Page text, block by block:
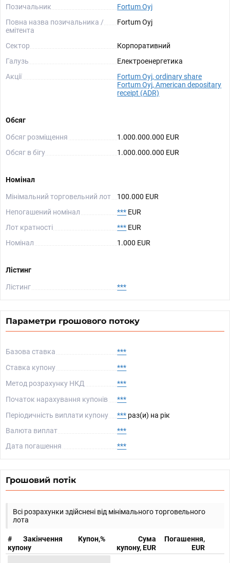
Позичальник
Fortum Oyj
Повна назва позичальника /
емітента
Fortum Oyj
Сектор
Корпоративний
Галузь
Електроенергетика
Акції
Fortum Oyj, ordinary share
Fortum Oyj, American depositary
receipt (ADR)
Обсяг
Обсяг розміщення
1.000.000.000 EUR
Обсяг в бігу
1.000.000.000 EUR
Номінал
Мінімальний торговельний лот
100.000 EUR
Непогашений номінал
*** EUR
Лот кратності
*** EUR
Номінал
1.000 EUR
Лістинг
Лістинг ***
Параметри грошового потоку
Базова ставка
***
Ставка купону
***
Метод розрахунку НКД
***
Початок нарахування купонів
***
Періодичність виплати купону
*** раз(и) на рік
Валюта виплат
***
Дата погашення
***
Грошовий потік
Всі розрахунки здійснені від мінімального торговельного
лота
#
Закінчення
купону
Купон,%
Сума
купону, EUR
Погашення,
EUR